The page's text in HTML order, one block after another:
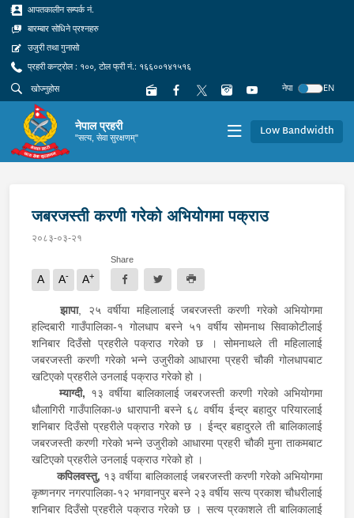
आपतकालीन सम्पर्क नं.
बारम्बार सोधिने प्रश्नहरु
उजुरी तथा गुनासो
प्रहरी कन्ट्रोल : १००, टोल फ्री नं.: १६६००१४१५१६
नेपा
EN
नेपाल प्रहरी
"सत्य, सेवा सुरक्षणम्" Low Bandwidth
जबरजस्ती करणी गरेको अभियोगमा पक्राउ
२०८३-०३-२१
A A- A+
Share
झापा, २५ वर्षीया महिलालाई जबरजस्ती करणी गरेको अभियोगमा
हल्दिबारी गाउँपालिका-१ गोलधाप बस्ने ५१ वर्षीय सोमनाथ सिवाकोटीलाई
शनिबार दिउँसो प्रहरीले पक्राउ गरेको छ । सोमनाथले ती महिलालाई
जबरजस्ती करणी गरेको भन्ने उजुरीको आधारमा प्रहरी चौकी गोलधापबाट
खटिएको प्रहरीले उनलाई पक्राउ गरेको हो ।
म्याग्दी, १३ वर्षीया बालिकालाई जबरजस्ती करणी गरेको अभियोगमा
धौलागिरी गाउँपालिका-७ धारापानी बस्ने ६८ वर्षीय ईन्द्र बहादुर परियारलाई
शनिबार दिउँसो प्रहरीले पक्राउ गरेको छ । ईन्द्र बहादुरले ती बालिकालाई
जबरजस्ती करणी गरेको भन्ने उजुरीको आधारमा प्रहरी चौकी मुना ताकमबाट
खटिएको प्रहरीले उनलाई पक्राउ गरेको हो ।
कपिलवस्तु, १३ वर्षीया बालिकालाई जबरजस्ती करणी गरेको अभियोगमा
कृष्णनगर नगरपालिका-१२ भगवानपुर बस्ने २३ वर्षीय सत्य प्रकाश चौधरीलाई
शनिबार दिउँसो प्रहरीले पक्राउ गरेको छ । सत्य प्रकाशले ती बालिकालाई